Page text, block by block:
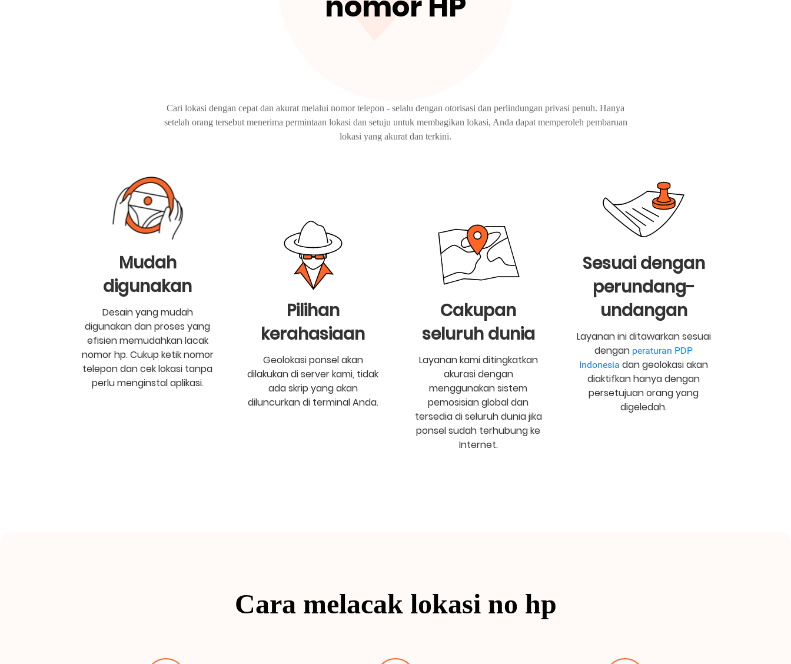
Cari lokasi dengan cepat dan akurat melalui nomor telepon - selalu dengan otorisasi dan perlindungan privasi penuh. Hanya
setelah orang tersebut menerima permintaan lokasi dan setuju untuk membagikan lokasi, Anda dapat memperoleh pembaruan
lokasi yang akurat dan terkini.
Mudah
digunakan
Desain yang mudah
digunakan dan proses yang
efisien memudahkan lacak
nomor hp. Cukup ketik nomor
telepon dan cek lokasi tanpa
perlu menginstal aplikasi.
Pilihan
kerahasiaan
Geolokasi ponsel akan
dilakukan di server kami, tidak
ada skrip yang akan
diluncurkan di terminal Anda.
Cakupan
seluruh dunia
Layanan kami ditingkatkan
akurasi dengan
menggunakan sistem
pemosisian global dan
tersedia di seluruh dunia jika
ponsel sudah terhubung ke
Internet.
Sesuai dengan
perundang-
undangan
Layanan ini ditawarkan sesuai
dengan peraturan PDP
Indonesia dan geolokasi akan
diaktifkan hanya dengan
persetujuan orang yang
digeledah.
Cara melacak lokasi no hp